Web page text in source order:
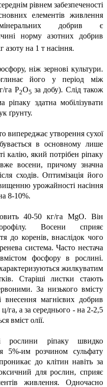
рівнем забезпеченості
елементів живлення
добрив є
норму азотних добрив
азоту на 1 т насіння.
ніж зернові культури.
його у період між
га Р2О5 за добу). Слід також
ріпаку здатна мобілізувати
ґрунту.
випереджає утворення сухої
в основному лише
калію, який потрібен ріпаку
восени, причому значна
сходів. Оптимізація його
урожайності насіння
8-10%.
40-50 кг/га МgО. Він
Восени сприяє
до коренів, внаслідок чого
система. Часто нестача
фосфору в рослині.
жилкуватим
Старіші листки стають
За низького вмісту
магнієвих добрив
га, а за середнього - на 2-2,5
вміст олії.
рослини ріпаку швидко
5%-им розчином сульфату
до клітин навіть за
для рослин, сприяє
живлення. Одночасно